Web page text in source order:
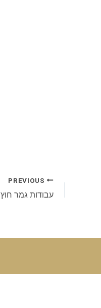
עבודות גמר חוץ